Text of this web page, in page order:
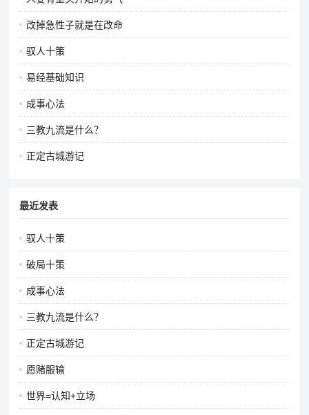
改掉急性子就是在改命
驭人十策
易经基础知识
成事心法
三教九流是什么？
正定古城游记
最近发表
驭人十策
破局十策
成事心法
三教九流是什么？
正定古城游记
愿赌服输
世界=认知+立场